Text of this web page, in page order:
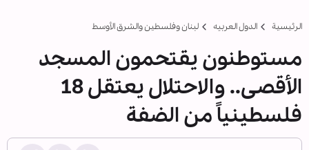
الرئيسية الدول العربیه لبنان وفلسطين والشرق الأوسط
مستوطنون يقتحمون المسجد
الأقصى.. والاحتلال يعتقل 18
فلسطينياً من الضفة